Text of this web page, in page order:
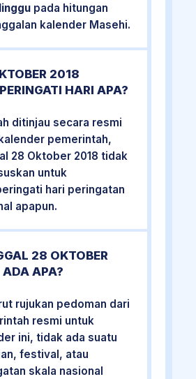
pada hitungan
kalender Masehi.
2018
HARI APA?
ditinjau secara resmi
pemerintah,
28 Oktober 2018 tidak
untuk
hari peringatan
apapun.
28 OKTOBER
APA?
rujukan pedoman dari
resmi untuk
ini, tidak ada suatu
festival, atau
skala nasional